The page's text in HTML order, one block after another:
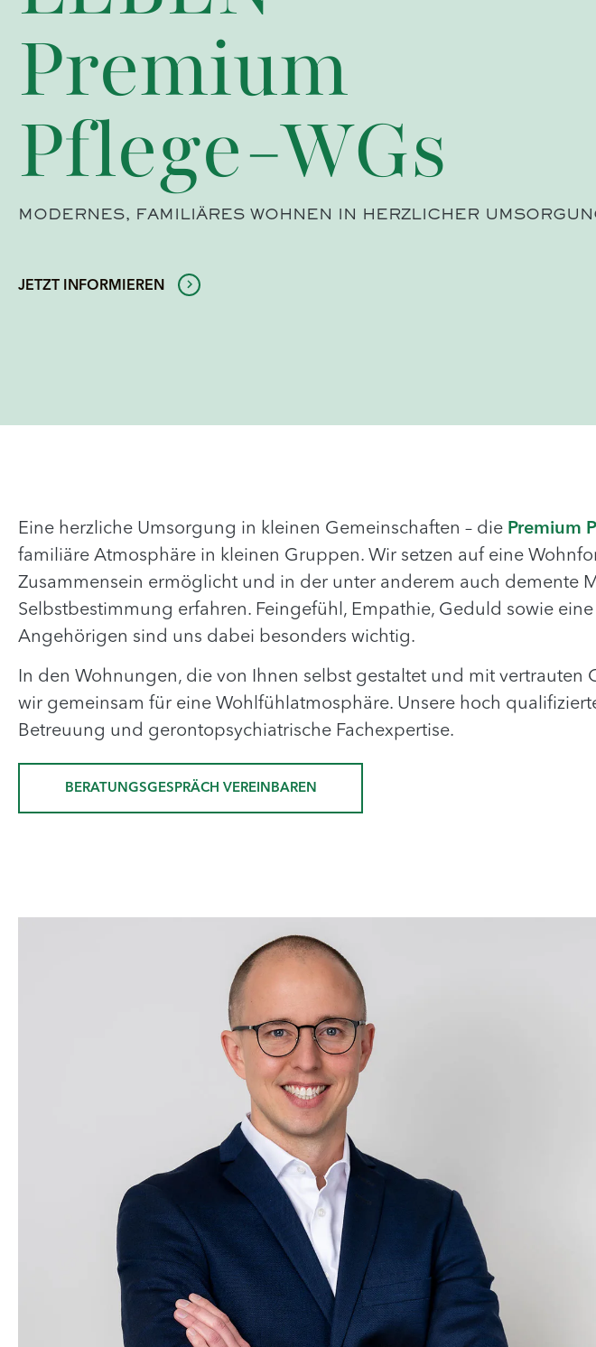
Premium
Pflege-WGs
MODERNES, FAMILIÄRES WOHNEN IN HERZLICHER
JETZT INFORMIEREN
Eine herzliche Umsorgung in kleinen Gemeinschaften – die Premium
familiäre Atmosphäre in kleinen Gruppen. Wir setzen auf eine
Zusammensein ermöglicht und in der unter anderem auch demente
Selbstbestimmung erfahren. Feingefühl, Empathie, Geduld sowie
Angehörigen sind uns dabei besonders wichtig.
In den Wohnungen, die von Ihnen selbst gestaltet und mit
wir gemeinsam für eine Wohlfühlatmosphäre. Unsere hoch
Betreuung und gerontopsychiatrische Fachexpertise.
BERATUNGSGESPRÄCH VEREINBAREN